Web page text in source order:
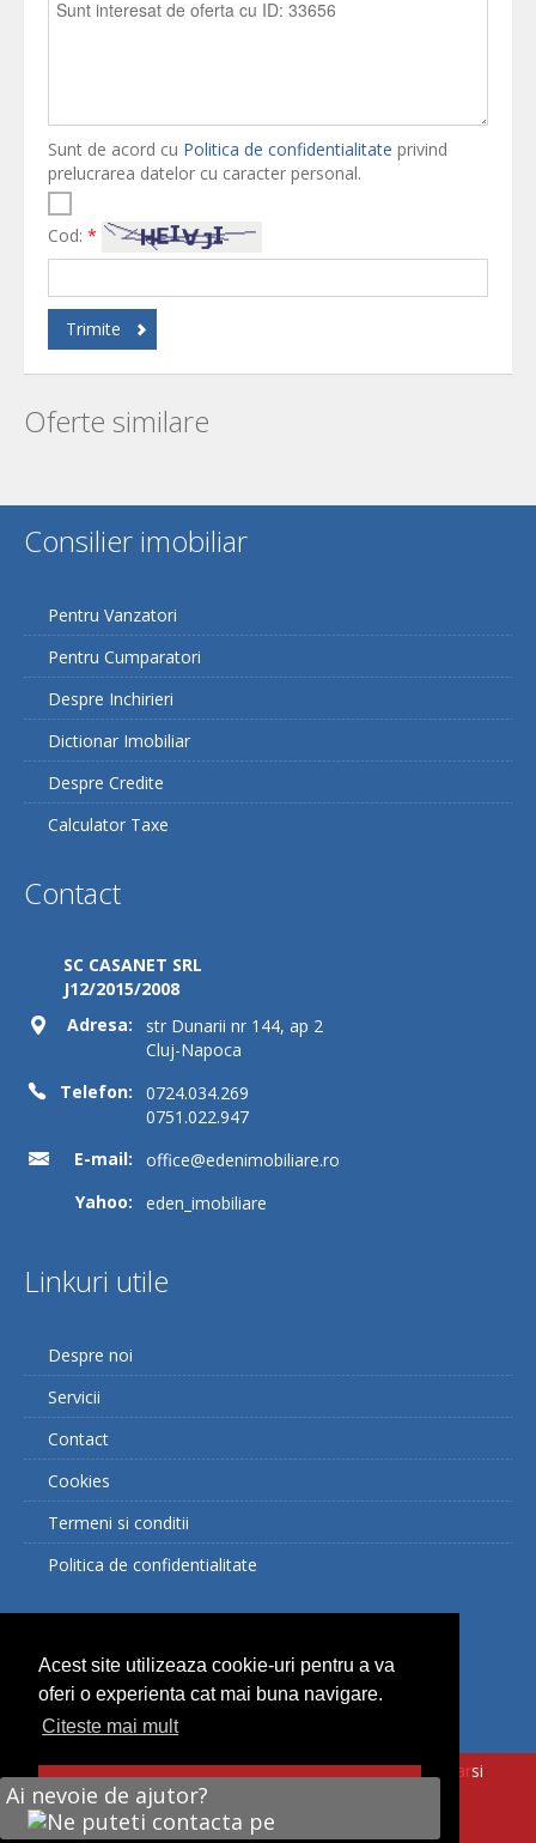
Acest site utilizeaza cookie-uri pentru a va
oferi o experienta cat mai buna navigare.
Citeste mai mult
Am inteles
Sunt de acord cu Politica de confidentialitate privind
prelucrarea datelor cu caracter personal.
Cod: *
Trimite
Oferte similare
Consilier imobiliar
Pentru Vanzatori
Pentru Cumparatori
Despre Inchirieri
Dictionar Imobiliar
Despre Credite
Calculator Taxe
Contact
SC CASANET SRL
J12/2015/2008
Adresa:
str Dunarii nr 144, ap 2
Cluj-Napoca
Telefon:
0724.034.269
0751.022.947
E-mail:
office@edenimobiliare.ro
Yahoo:
eden_imobiliare
Linkuri utile
Despre noi
Servicii
Contact
Cookies
Termeni si conditii
Politica de confidentialitate
© Copyright 2017 Eden Imobiliare. O solutieSoft Imobiliarsi
VDI.ro - agentii imobiliare Cluj
Ai nevoie de ajutor?